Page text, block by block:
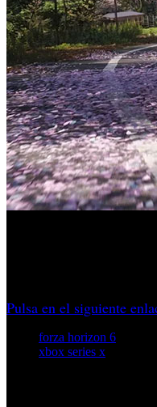
Pulsa en el siguiente
forza horizon 6
xbox series x